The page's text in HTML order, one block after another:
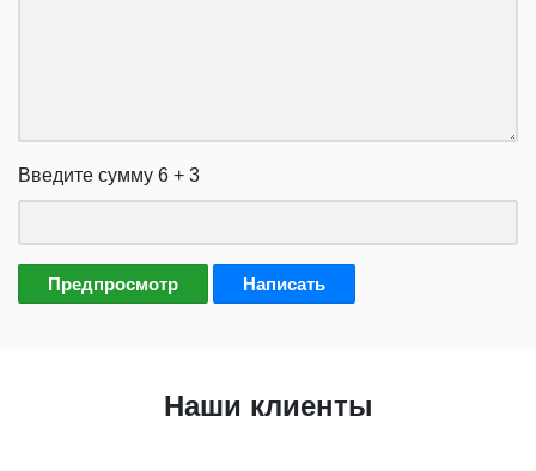
Введите сумму 6 + 3
Наши клиенты